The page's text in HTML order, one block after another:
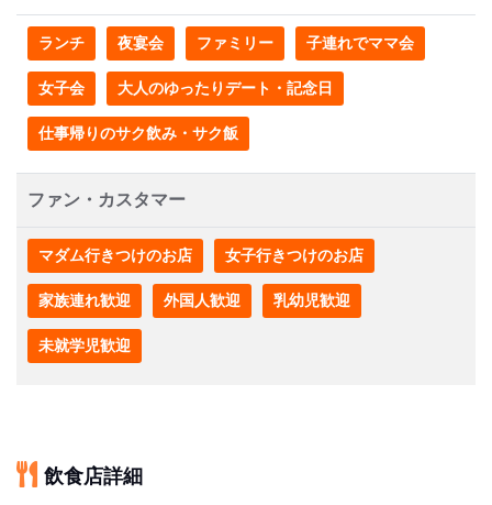
ランチ 夜宴会 ファミリー 子連れでママ会
女子会 大人のゆったりデート・記念日
仕事帰りのサク飲み・サク飯
ファン・カスタマー
マダム行きつけのお店 女子行きつけのお店
家族連れ歓迎 外国人歓迎 乳幼児歓迎
未就学児歓迎
飲食店詳細